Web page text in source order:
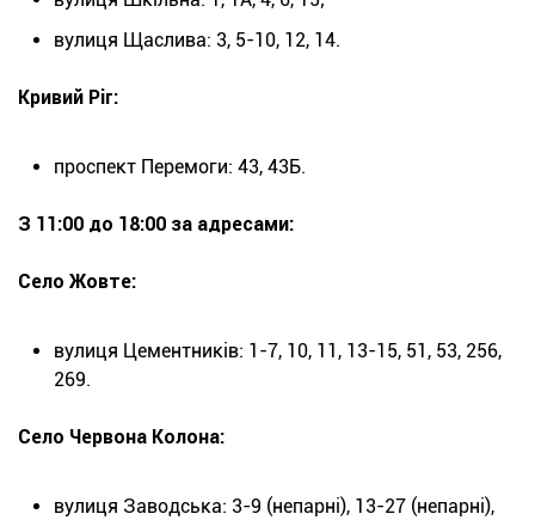
вулиця Щаслива: 3, 5-10, 12, 14.
Кривий Ріг:
проспект Перемоги: 43, 43Б.
З 11:00 до 18:00 за адресами:
Село Жовте:
вулиця Цементників: 1-7, 10, 11, 13-15, 51, 53, 256,
269.
Село Червона Колона:
вулиця Заводська: 3-9 (непарні), 13-27 (непарні),